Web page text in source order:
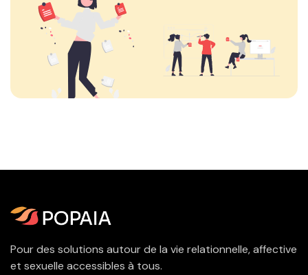
Pour des solutions autour de la vie relationnelle, affective
et sexuelle accessibles à tous.